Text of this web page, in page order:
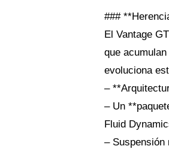
###
El Vantage
que
evoluciona
–
– Un
Fluid
– Suspensión